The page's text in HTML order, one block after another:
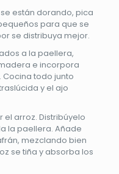
están dorando, pica
para que se
se distribuya mejor.
a la paellera,
e incorpora
Cocina todo junto
y el ajo
arroz. Distribúyelo
la paellera. Añade
mezclando bien
se tiña y absorba los